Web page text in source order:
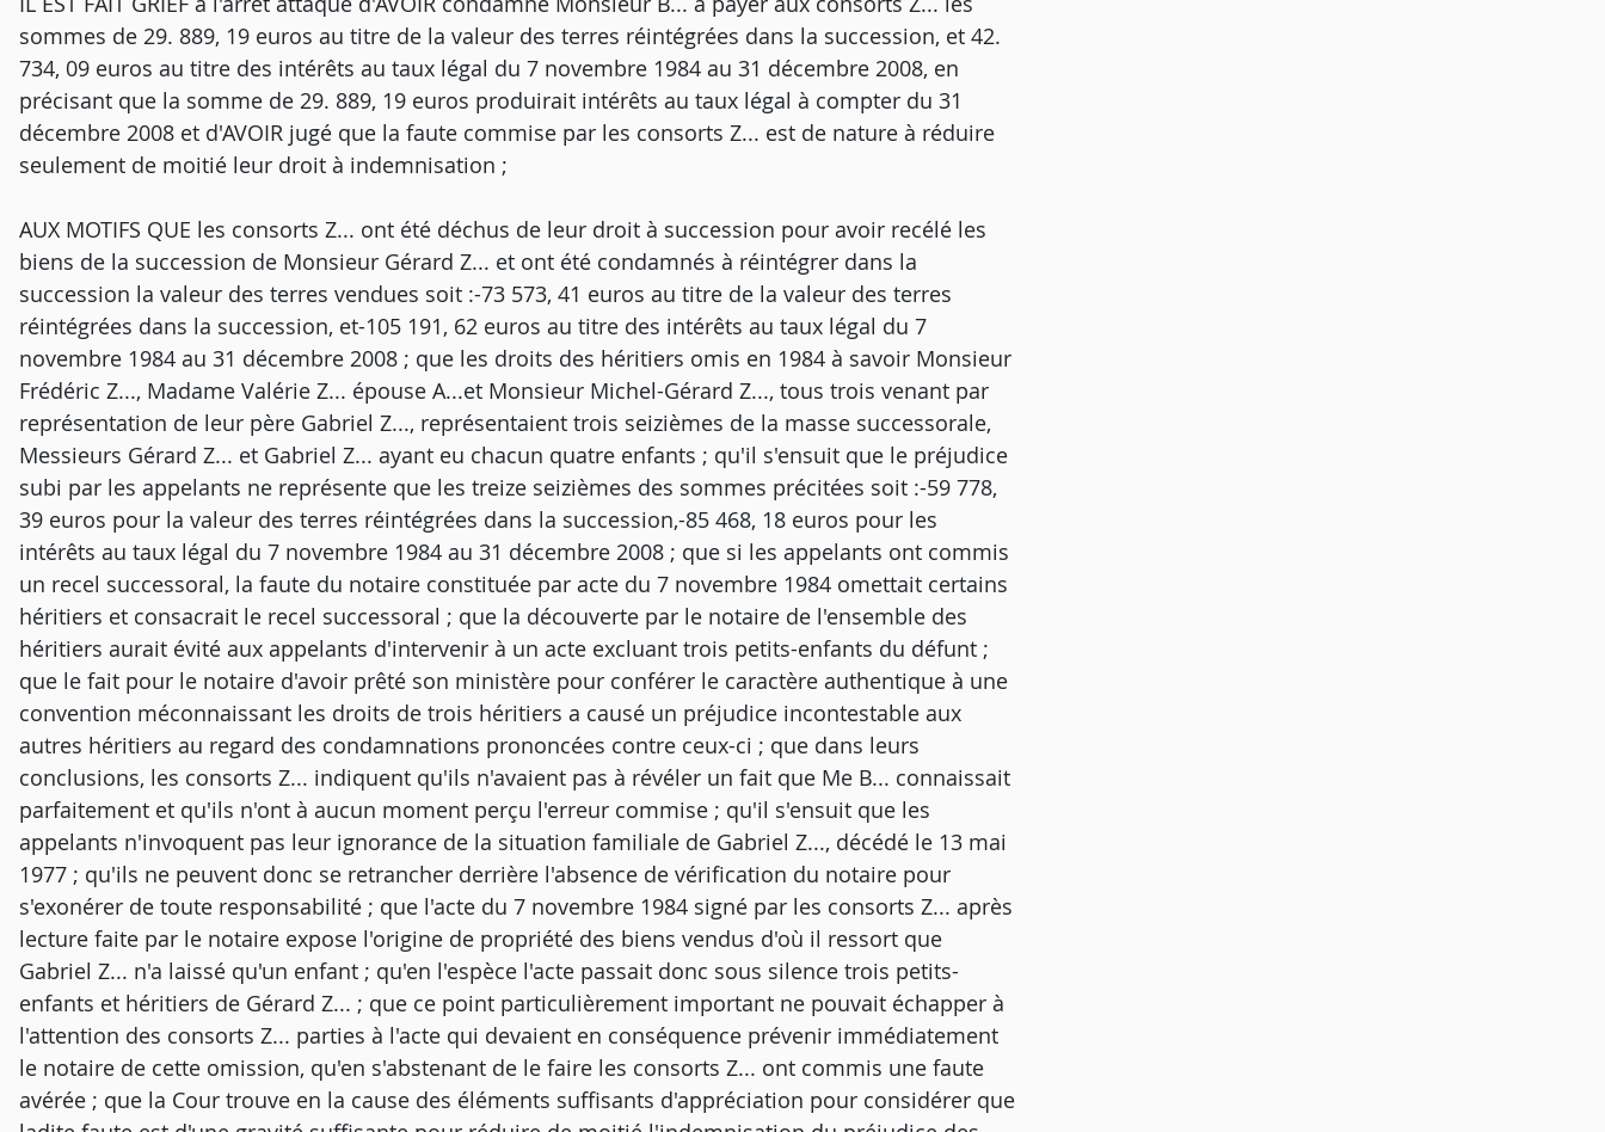
sommes de 29. 889, 19 euros au titre de la valeur des terres réintégrées dans la succession, et 42.
734, 09 euros au titre des intérêts au taux légal du 7 novembre 1984 au 31 décembre 2008, en
précisant que la somme de 29. 889, 19 euros produirait intérêts au taux légal à compter du 31
décembre 2008 et d'AVOIR jugé que la faute commise par les consorts Z... est de nature à réduire
seulement de moitié leur droit à indemnisation ;
AUX MOTIFS QUE les consorts Z... ont été déchus de leur droit à succession pour avoir recélé les
biens de la succession de Monsieur Gérard Z... et ont été condamnés à réintégrer dans la
succession la valeur des terres vendues soit :-73 573, 41 euros au titre de la valeur des terres
réintégrées dans la succession, et-105 191, 62 euros au titre des intérêts au taux légal du 7
novembre 1984 au 31 décembre 2008 ; que les droits des héritiers omis en 1984 à savoir Monsieur
Frédéric Z..., Madame Valérie Z... épouse A...et Monsieur Michel-Gérard Z..., tous trois venant par
représentation de leur père Gabriel Z..., représentaient trois seizièmes de la masse successorale,
Messieurs Gérard Z... et Gabriel Z... ayant eu chacun quatre enfants ; qu'il s'ensuit que le préjudice
subi par les appelants ne représente que les treize seizièmes des sommes précitées soit :-59 778,
39 euros pour la valeur des terres réintégrées dans la succession,-85 468, 18 euros pour les
intérêts au taux légal du 7 novembre 1984 au 31 décembre 2008 ; que si les appelants ont commis
un recel successoral, la faute du notaire constituée par acte du 7 novembre 1984 omettait certains
héritiers et consacrait le recel successoral ; que la découverte par le notaire de l'ensemble des
héritiers aurait évité aux appelants d'intervenir à un acte excluant trois petits-enfants du défunt ;
que le fait pour le notaire d'avoir prêté son ministère pour conférer le caractère authentique à une
convention méconnaissant les droits de trois héritiers a causé un préjudice incontestable aux
autres héritiers au regard des condamnations prononcées contre ceux-ci ; que dans leurs
conclusions, les consorts Z... indiquent qu'ils n'avaient pas à révéler un fait que Me B... connaissait
parfaitement et qu'ils n'ont à aucun moment perçu l'erreur commise ; qu'il s'ensuit que les
appelants n'invoquent pas leur ignorance de la situation familiale de Gabriel Z..., décédé le 13 mai
1977 ; qu'ils ne peuvent donc se retrancher derrière l'absence de vérification du notaire pour
s'exonérer de toute responsabilité ; que l'acte du 7 novembre 1984 signé par les consorts Z... après
lecture faite par le notaire expose l'origine de propriété des biens vendus d'où il ressort que
Gabriel Z... n'a laissé qu'un enfant ; qu'en l'espèce l'acte passait donc sous silence trois petits-
enfants et héritiers de Gérard Z... ; que ce point particulièrement important ne pouvait échapper à
l'attention des consorts Z... parties à l'acte qui devaient en conséquence prévenir immédiatement
le notaire de cette omission, qu'en s'abstenant de le faire les consorts Z... ont commis une faute
avérée ; que la Cour trouve en la cause des éléments suffisants d'appréciation pour considérer que